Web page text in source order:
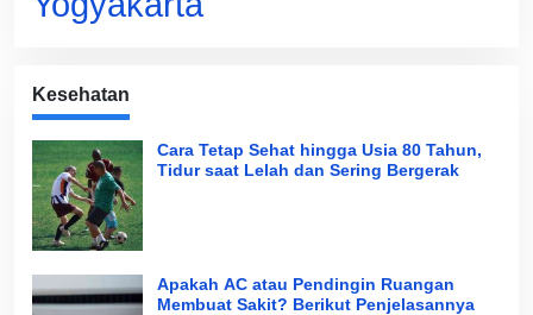
Kesehatan
Cara Tetap Sehat hingga Usia 80 Tahun,
Tidur saat Lelah dan Sering Bergerak
Apakah AC atau Pendingin Ruangan
Membuat Sakit? Berikut Penjelasannya